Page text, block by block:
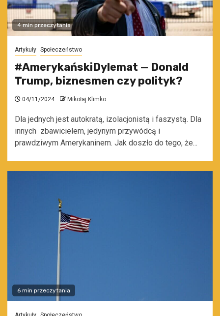
4 min przeczytania
Artykuły Społeczeństwo
#AmerykańskiDylemat — Donald
Trump, biznesmen czy polityk?
04/11/2024 Mikołaj Klimko
Dla jednych jest autokratą, izolacjonistą i faszystą. Dla
innych zbawicielem, jedynym przywódcą i
prawdziwym Amerykaninem. Jak doszło do tego, że...
6 min przeczytania